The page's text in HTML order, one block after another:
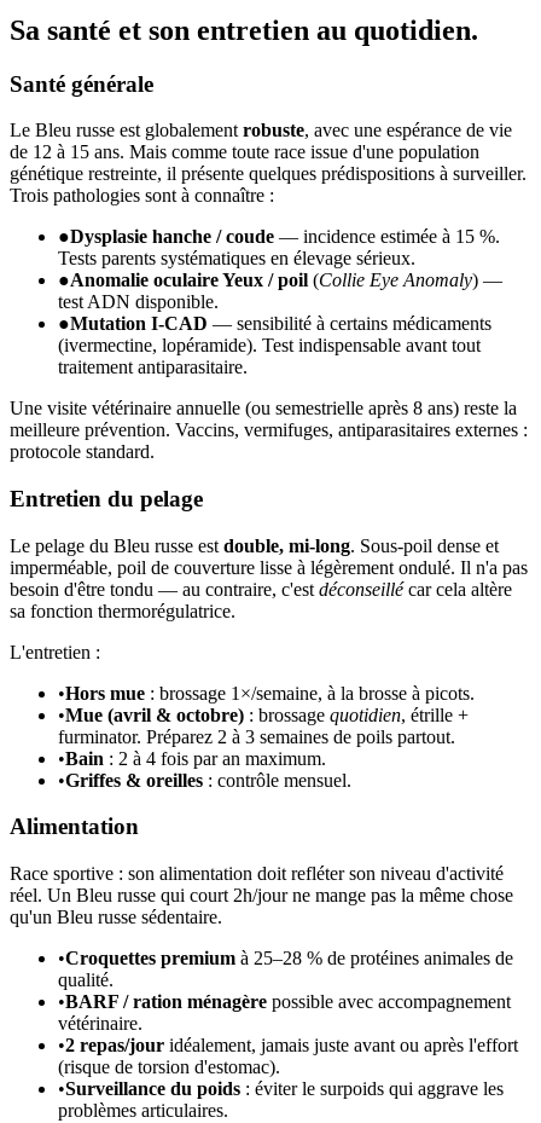
Sa santé et son entretien au quotidien.
Santé générale
Le Bleu russe est globalement robuste, avec une espérance de vie
de 12 à 15 ans. Mais comme toute race issue d'une population
génétique restreinte, il présente quelques prédispositions à surveiller.
Trois pathologies sont à connaître :
●Dysplasie hanche / coude — incidence estimée à 15 %.
Tests parents systématiques en élevage sérieux.
●Anomalie oculaire Yeux / poil (Collie Eye Anomaly) —
test ADN disponible.
●Mutation I-CAD — sensibilité à certains médicaments
(ivermectine, lopéramide). Test indispensable avant tout
traitement antiparasitaire.
Une visite vétérinaire annuelle (ou semestrielle après 8 ans) reste la
meilleure prévention. Vaccins, vermifuges, antiparasitaires externes :
protocole standard.
Entretien du pelage
Le pelage du Bleu russe est double, mi-long. Sous-poil dense et
imperméable, poil de couverture lisse à légèrement ondulé. Il n'a pas
besoin d'être tondu — au contraire, c'est déconseillécar cela altère
sa fonction thermorégulatrice.
L'entretien :
•Hors mue : brossage 1×/semaine, à la brosse à picots.
•Mue (avril & octobre) : brossage quotidien, étrille +
furminator. Préparez 2 à 3 semaines de poils partout.
•Bain : 2 à 4 fois par an maximum.
•Griffes & oreilles : contrôle mensuel.
Alimentation
Race sportive : son alimentation doit refléter son niveau d'activité
réel. Un Bleu russe qui court 2h/jour ne mange pas la même chose
qu'un Bleu russe sédentaire.
•Croquettes premium à 25–28 % de protéines animales de
qualité.
•BARF / ration ménagère possible avec accompagnement
vétérinaire.
•2 repas/jour idéalement, jamais juste avant ou après l'effort
(risque de torsion d'estomac).
•Surveillance du poids : éviter le surpoids qui aggrave les
problèmes articulaires.